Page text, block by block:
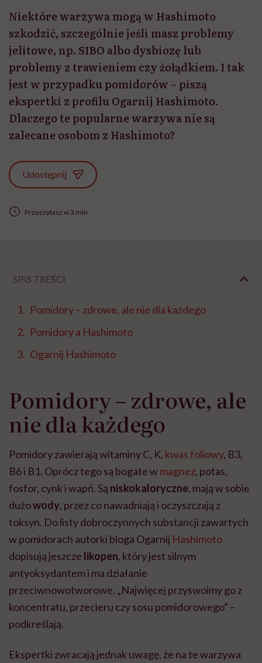
Niektóre warzywa mogą w Hashimoto
szkodzić, szczególnie jeśli masz problemy
jelitowe, np. SIBO albo dysbiozę lub
problemy z trawieniem czy żołądkiem. I tak
jest w przypadku pomidorów – piszą
ekspertki z profilu Ogarnij Hashimoto.
Dlaczego te popularne warzywa nie są
zalecane osobom z Hashimoto?
Udostępnij
Przeczytasz w 3 min
SPIS TREŚCI
Pomidory – zdrowe, ale nie dla każdego
Pomidory a Hashimoto
Ogarnij Hashimoto
Pomidory – zdrowe, ale
nie dla każdego
Pomidory zawierają witaminy C, K, kwas foliowy, B3,
B6 i B1. Oprócz tego są bogate wmagnez, potas,
fosfor, cynk i wapń. Są niskokaloryczne, mają w sobie
dużowody, przez co nawadniają i oczyszczają z
toksyn. Do listy dobroczynnych substancji zawartych
w pomidorach autorki bloga Ogarnij Hashimoto
dopisują jeszcze likopen, który jest silnym
antyoksydantem i ma działanie
przeciwnowotworowe. „Najwięcej przyswoimy go z
koncentratu, przecieru czy sosu pomidorowego” –
podkreślają.
Ekspertki zwracają jednak uwagę, że na te warzywa